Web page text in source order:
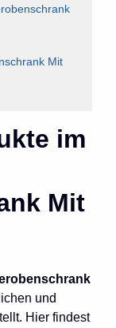
Mit
im
Mit
und
Hier findest